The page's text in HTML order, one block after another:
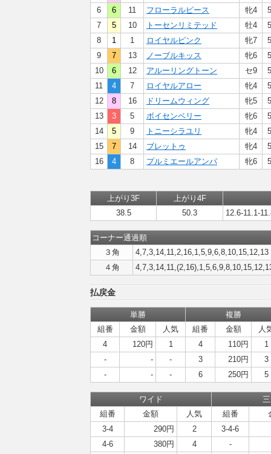
6
6 11 フローラルピース 牝4
7
5 10 トーセンリミテッド 牡4
8
1 1 ロイヤルピンク 牝7
9
7 13 ノーブルキッス 牝6
10
6 12 アルーリングトーン セ9
11
4 7 ロイヤルアロー 牝4
12
8 16 ドリームウィング 牝5
13
3 5 ボイセンベリー 牝6
14
5 9 トニーシラユリ 牝4
15
7 14 ブレットゥ 牝4
16
4 8 プルミエールアンパ 牝6
上がり3F
上がり4F
38.5
50.3 12.6-11.1-
コーナー通過順
３角
4,7,3,14,11,2,16,1,5,9,6,8,10,15,12,13
４角
払戻金
単勝
複勝
組番
金額 人気 組番 金額
人
4
120円 1 4 110円
1
-
- - 3 210円
3
-
- - 6 250円 5
ワイド
組番
金額 人気 組番
3-4
290円 2
3-4-6
4-6
380円 4
-